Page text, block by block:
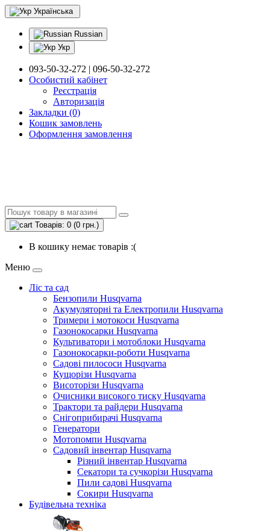
Українська
Russian
Укр
093-50-32-272 | 096-50-32-272
Особистий кабінет
Реєстрація
Авторизація
Закладки (0)
Кошик замовлень
Оформлення замовлення
Товарів: 0 (0 грн.)
В кошику немає товарів :(
Меню
Ліс та сад
Бензопили Husqvarna
Акумуляторні та Електропили Husqvarna
Тримери і мотокоси Husqvarna
Газонокосарки Husqvarna
Культиватори і мотоблоки Husqvarna
Газонокосарки-роботи Husqvarna
Садові пилососи Husqvarna
Кущорізи Husqvarna
Висоторізи Husqvarna
Очисники високого тиску Husqvarna
Трактори та райдери Husqvarna
Снігоприбирачі Husqvarna
Генератори
Мотопомпи Husqvarna
Садовий інвентар Husqvarna
Різний інвентар Husqvarna
Секатори та сучкорізи Husqvarna
Пили садові Husqvarna
Сокири Husqvarna
Будівельна техніка